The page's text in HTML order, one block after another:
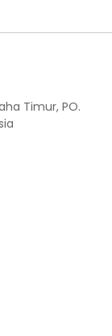
Timur, PO.